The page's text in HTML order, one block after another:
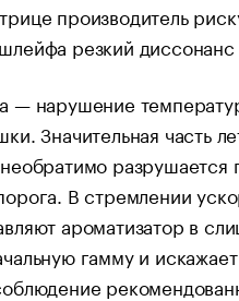
производитель
резкий диссонанс
— нарушение
Значительная часть
В стремлении
ароматизатор в
гамму и